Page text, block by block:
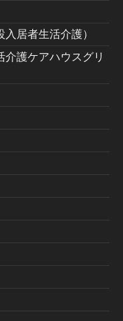
居者生活介護）
護ケアハウスグリ